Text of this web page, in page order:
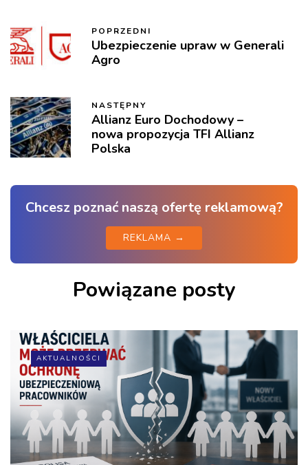
POPRZEDNI
Ubezpieczenie upraw w Generali
Agro
NASTĘPNY
Allianz Euro Dochodowy –
nowa propozycja TFI Allianz
Polska
Chcesz poznać naszą ofertę reklamową?
REKLAMA →
Powiązane posty
AKTUALNOŚCI